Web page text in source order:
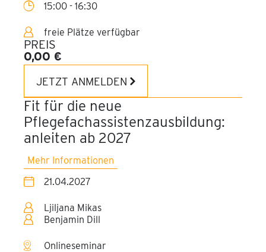
15:00 - 16:30
freie Plätze verfügbar
PREIS
0,00 €
JETZT ANMELDEN
Fit für die neue
Pflegefachassistenzausbildung:
anleiten ab 2027
Mehr Informationen
21.04.2027
Ljiljana Mikas
Benjamin Dill
Onlineseminar